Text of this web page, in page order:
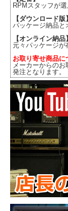
RPMスタッフが
【ダウンロード版】
パッケージ納品と
【オンライン納品】
元々パッケージが
お取り寄せ商品に
メーカーからの
発注となります。